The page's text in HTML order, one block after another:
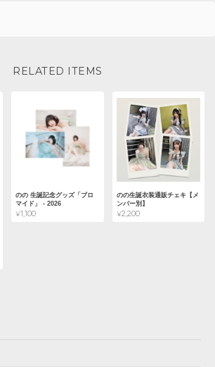
RELATED ITEMS
のの 生誕記念グッズ「ブロ
マイド」 - 2026
¥1,100
のの生誕衣装通販チェキ【メ
ンバー別】
¥2,200